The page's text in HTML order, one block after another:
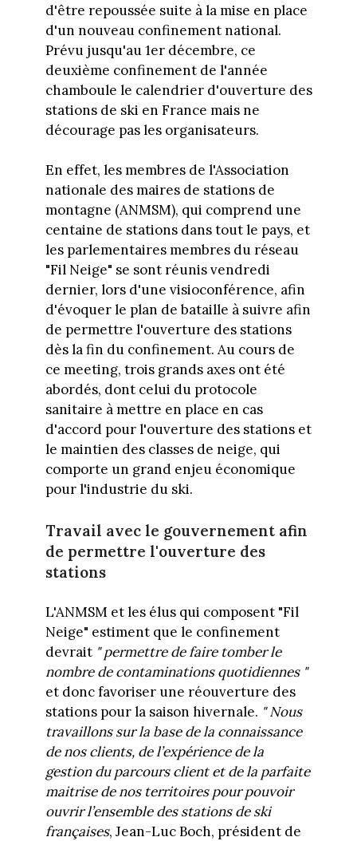
d'être repoussée suite à la mise en place
d'un nouveau confinement national.
Prévu jusqu'au 1er décembre, ce
deuxième confinement de l'année
chamboule le calendrier d'ouverture des
stations de ski en France mais ne
décourage pas les organisateurs.
En effet, les membres de l'Association
nationale des maires de stations de
montagne (ANMSM), qui comprend une
centaine de stations dans tout le pays, et
les parlementaires membres du réseau
"Fil Neige" se sont réunis vendredi
dernier, lors d'une visioconférence, afin
d'évoquer le plan de bataille à suivre afin
de permettre l'ouverture des stations
dès la fin du confinement. Au cours de
ce meeting, trois grands axes ont été
abordés, dont celui du protocole
sanitaire à mettre en place en cas
d'accord pour l'ouverture des stations et
le maintien des classes de neige, qui
comporte un grand enjeu économique
pour l'industrie du ski.
Travail avec le gouvernement afin
de permettre l'ouverture des
stations
L'ANMSM et les élus qui composent "Fil
Neige" estiment que le confinement
devrait " permettre de faire tomber le
nombre de contaminations quotidiennes "
et donc favoriser une réouverture des
stations pour la saison hivernale. " Nous
travaillons sur la base de la connaissance
de nos clients, de l’expérience de la
gestion du parcours client et de la parfaite
maitrise de nos territoires pour pouvoir
ouvrir l’ensemble des stations de ski
françaises, Jean-Luc Boch, président de